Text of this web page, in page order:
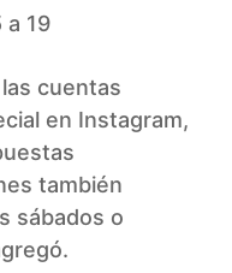
a 19
cuentas
en Instagram,
también
sábados o